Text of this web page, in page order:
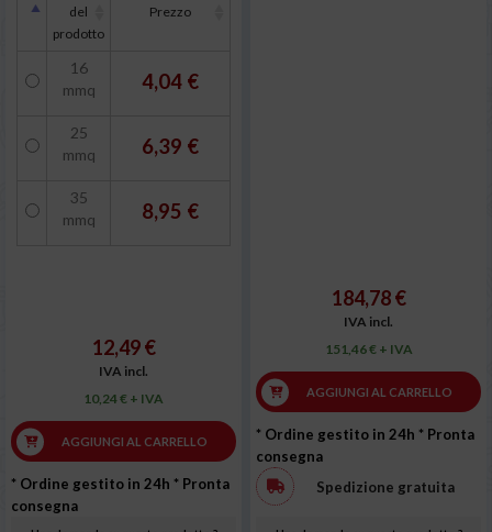
del
prodotto
Prezzo
16
mmq
4,04 €
25
mmq
6,39 €
35
mmq
8,95 €
12,49 €
IVA incl.
10,24 € + IVA
AGGIUNGI AL CARRELLO
* Ordine gestito in 24h * Pronta
consegna
184,78 €
IVA incl.
151,46 € + IVA
AGGIUNGI AL CARRELLO
* Ordine gestito in 24h * Pronta
consegna
Spedizione gratuita